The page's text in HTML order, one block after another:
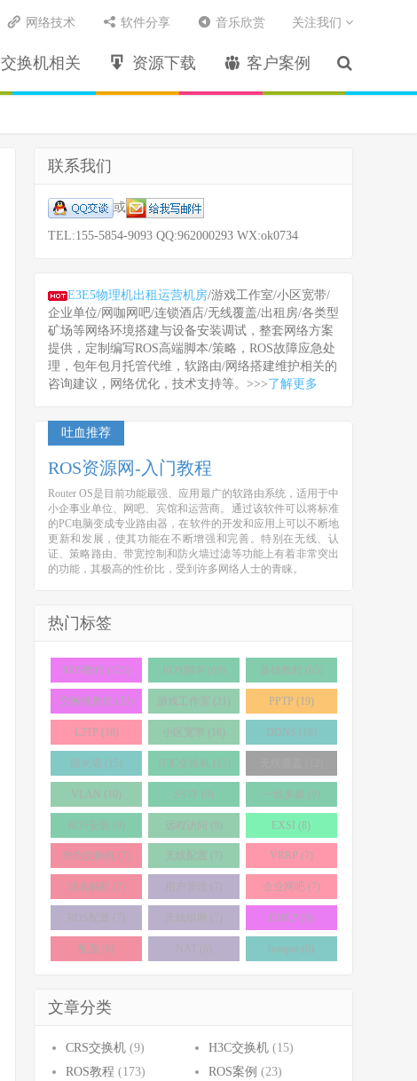
交换机相关 资源下载 客户案例
网络技术 软件分享 音乐欣赏 关注我们
联系我们
或
TEL:155-5854-9093 QQ:962000293 WX:ok0734
E3E5物理机出租运营机房/游戏工作室/小区宽带/
企业单位/网咖网吧/连锁酒店/无线覆盖/出租房/各类型
矿场等网络环境搭建与设备安装调试，整套网络方案
提供，定制编写ROS高端脚本/策略，ROS故障应急处
理，包年包月托管代维，软路由/网络搭建维护相关的
咨询建议，网络优化，技术支持等。>>>了解更多
吐血推荐
ROS资源网-入门教程
Router OS是目前功能最强、应用最广的软路由系统，适用于中
小企事业单位、网吧、宾馆和运营商。通过该软件可以将标准
的PC电脑变成专业路由器，在软件的开发和应用上可以不断地
更新和发展，使其功能在不断增强和完善。特别在无线、认
证、策略路由、带宽控制和防火墙过滤等功能上有着非常突出
的功能，其极高的性价比，受到许多网络人士的青睐。
热门标签
ROS教程 (123) ROS脚本 (69) 基础教程 (65)
交换机教程 (32) 游戏工作室 (21) PPTP (19)
L2TP (18) 小区宽带 (16) DDNS (16)
防火墙 (15) H3C交换机 (13)
VLAN (10) SSTP (9) 一线多拨 (9)
ROS安装 (9) 远程访问 (9) EXSI (8)
华为交换机 (7) 无线配置 (7) VRRP (7)
域名解析 (7) 用户管理 (7) 企业网吧 (7)
ROS配置 (7) 无线组网 (7) DHCP (6)
配置 (6) NAT (6) hotspot (6)
文章分类
CRS交换机 (9) H3C交换机 (15)
ROS教程 (173) ROS案例 (23)